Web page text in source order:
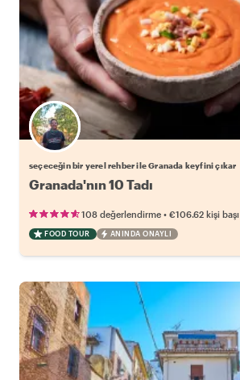
Favori yerel rehberini seç
seçeceğin bir yerel rehber ile Granada keyfini çıkar
Granada'nın 10 Tadı
108 değerlendirme • €106.62 kişi başı
FOOD TOUR ANINDA ONAYLI